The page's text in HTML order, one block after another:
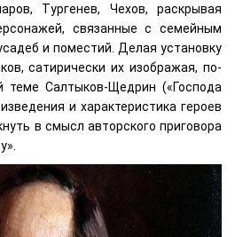
Тургенев, Чехов, раскрывая
связанные с семейным
и поместий. Делая установку
сатирически их изображая, по-
теме Салтыков-Щедрин («Господа
и характеристика героев
в смысл авторского приговора